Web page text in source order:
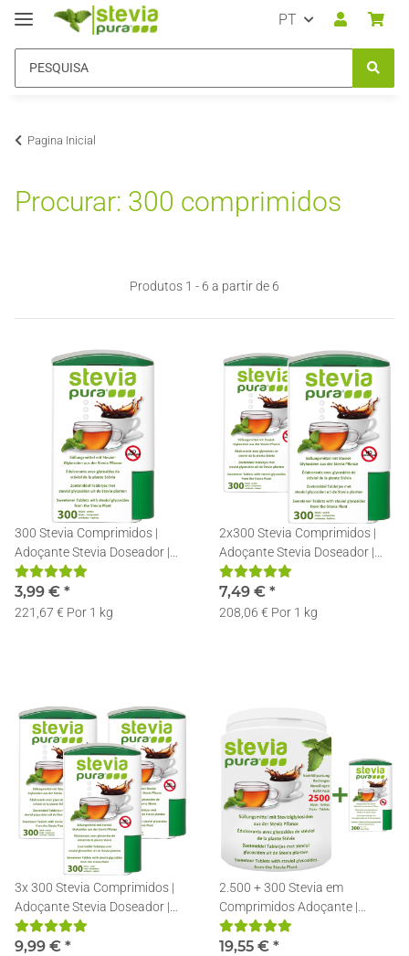
PT
Pagina Inicial
Procurar: 300 comprimidos
Produtos 1 - 6 a partir de 6
300 Stevia Comprimidos |
Adoçante Stevia Doseador |
Recarregável | Pastilhas de
Stevia
3,99 € *
221,67 € Por 1 kg
2x300 Stevia Comprimidos |
Adoçante Stevia Doseador |
Recarregável | Pastilhas de
Stevia
7,49 € *
208,06 € Por 1 kg
3x 300 Stevia Comprimidos |
Adoçante Stevia Doseador |
Recarregável | Pastilhas de
Stevia
9,99 € *
2.500 + 300 Stevia em
Comprimidos Adoçante |
Recarga | Pastilhas de Stevia +
Doseador
19,55 € *